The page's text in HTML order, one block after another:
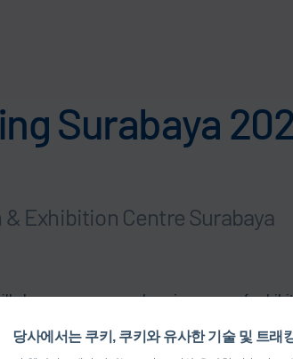
당사에서는 쿠키, 쿠키와 유사한 기술 및 트래
Surabaya
Exhibition Centre Surabaya
showcase a comprehensive range of
sectors in East Indonesia to visit. Find
levels of industrial growth, Manufacturing